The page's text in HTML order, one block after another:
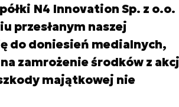
N4 Innovation Sp. z o.o.
przesłanym naszej
do doniesień medialnych,
zamrożenie środków z
majątkowej nie